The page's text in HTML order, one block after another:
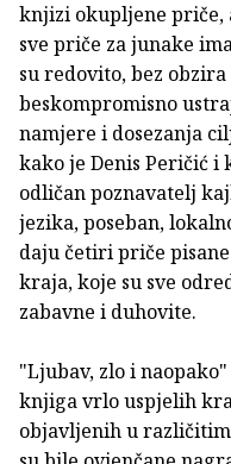
knjizi okupljene priče,
sve priče za junake
su redovito, bez
beskompromisno
namjere i dosezanja
kako je Denis Peričić
odličan poznavatelj
jezika, poseban,
daju četiri priče
kraja, koje su sve
zabavne i duhovite.
"Ljubav, zlo i
knjiga vrlo uspjelih
objavljenih u